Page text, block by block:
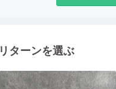
リターンを選ぶ